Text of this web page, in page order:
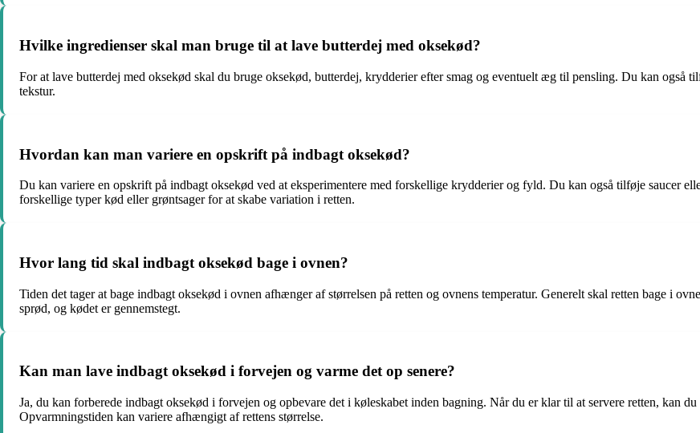
Hvilke ingredienser skal man bruge til at lave butterdej med oksekød?
For at lave butterdej med oksekød skal du bruge oksekød, butterdej, krydderier efter smag og eventuelt æg til pensling. Du kan også
tekstur.
Hvordan kan man variere en opskrift på indbagt oksekød?
Du kan variere en opskrift på indbagt oksekød ved at eksperimentere med forskellige krydderier og fyld. Du kan også tilføje saucer
forskellige typer kød eller grøntsager for at skabe variation i retten.
Hvor lang tid skal indbagt oksekød bage i ovnen?
Tiden det tager at bage indbagt oksekød i ovnen afhænger af størrelsen på retten og ovnens temperatur. Generelt skal retten bage i
sprød, og kødet er gennemstegt.
Kan man lave indbagt oksekød i forvejen og varme det op senere?
Ja, du kan forberede indbagt oksekød i forvejen og opbevare det i køleskabet inden bagning. Når du er klar til at servere retten, kan
Opvarmningstiden kan variere afhængigt af rettens størrelse.